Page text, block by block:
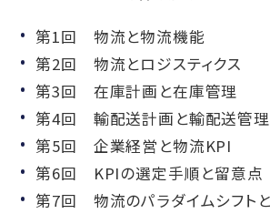
第1回 物流と物流機能
第2回 物流とロジスティクス
第3回 在庫計画と在庫管理
第4回 輸配送計画と輸配送管理
第5回 企業経営と物流KPI
第6回 KPIの選定手順と留意点
第7回 物流のパラダイムシフト